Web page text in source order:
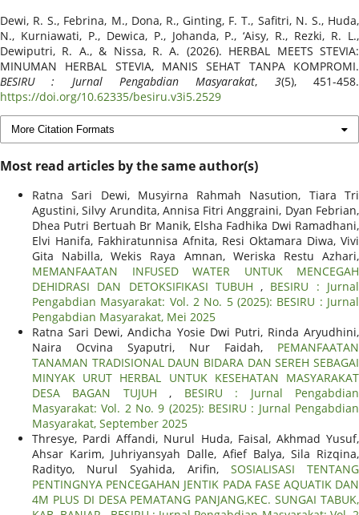
Dewi, R. S., Febrina, M., Dona, R., Ginting, F. T., Safitri, N. S., Huda,
N., Kurniawati, P., Dewica, P., Johanda, P., ‘Aisy, R., Rezki, R. L.,
Dewiputri, R. A., & Nissa, R. A. (2026). HERBAL MEETS STEVIA:
MINUMAN HERBAL STEVIA, MANIS SEHAT TANPA KOMPROMI.
BESIRU : Jurnal Pengabdian Masyarakat, 3(5), 451-458.
https://doi.org/10.62335/besiru.v3i5.2529
More Citation Formats
Most read articles by the same author(s)
Ratna Sari Dewi, Musyirna Rahmah Nasution, Tiara Tri
Agustini, Silvy Arundita, Annisa Fitri Anggraini, Dyan Febrian,
Dhea Putri Bertuah Br Manik, Elsha Fadhika Dwi Ramadhani,
Elvi Hanifa, Fakhiratunnisa Afnita, Resi Oktamara Diwa, Vivi
Gita Nabilla, Wekis Raya Amnan, Weriska Restu Azhari,
MEMANFAATAN INFUSED WATER UNTUK MENCEGAH
DEHIDRASI DAN DETOKSIFIKASI TUBUH, BESIRU : Jurnal
Pengabdian Masyarakat: Vol. 2 No. 5 (2025): BESIRU : Jurnal
Pengabdian Masyarakat, Mei 2025
Ratna Sari Dewi, Andicha Yosie Dwi Putri, Rinda Aryudhini,
Naira Ocvina Syaputri, Nur Faidah, PEMANFAATAN
TANAMAN TRADISIONAL DAUN BIDARA DAN SEREH SEBAGAI
MINYAK URUT HERBAL UNTUK KESEHATAN MASYARAKAT
DESA BAGAN TUJUH, BESIRU : Jurnal Pengabdian
Masyarakat: Vol. 2 No. 9 (2025): BESIRU : Jurnal Pengabdian
Masyarakat, September 2025
Thresye, Pardi Affandi, Nurul Huda, Faisal, Akhmad Yusuf,
Ahsar Karim, Juhriyansyah Dalle, Afief Balya, Sila Rizqina,
Radityo, Nurul Syahida, Arifin, SOSIALISASI TENTANG
PENTINGNYA PENCEGAHAN JENTIK PADA FASE AQUATIK DAN
4M PLUS DI DESA PEMATANG PANJANG,KEC. SUNGAI TABUK,